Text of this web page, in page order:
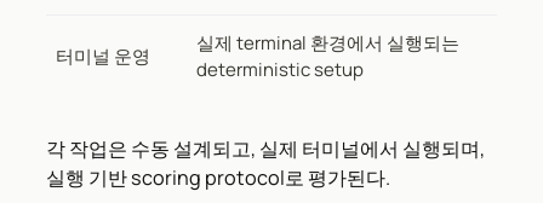
터미널 운영
실제 terminal 환경에서 실행되는
deterministic setup
각 작업은 수동 설계되고, 실제 터미널에서 실행되며,
실행 기반 scoring protocol로 평가된다.